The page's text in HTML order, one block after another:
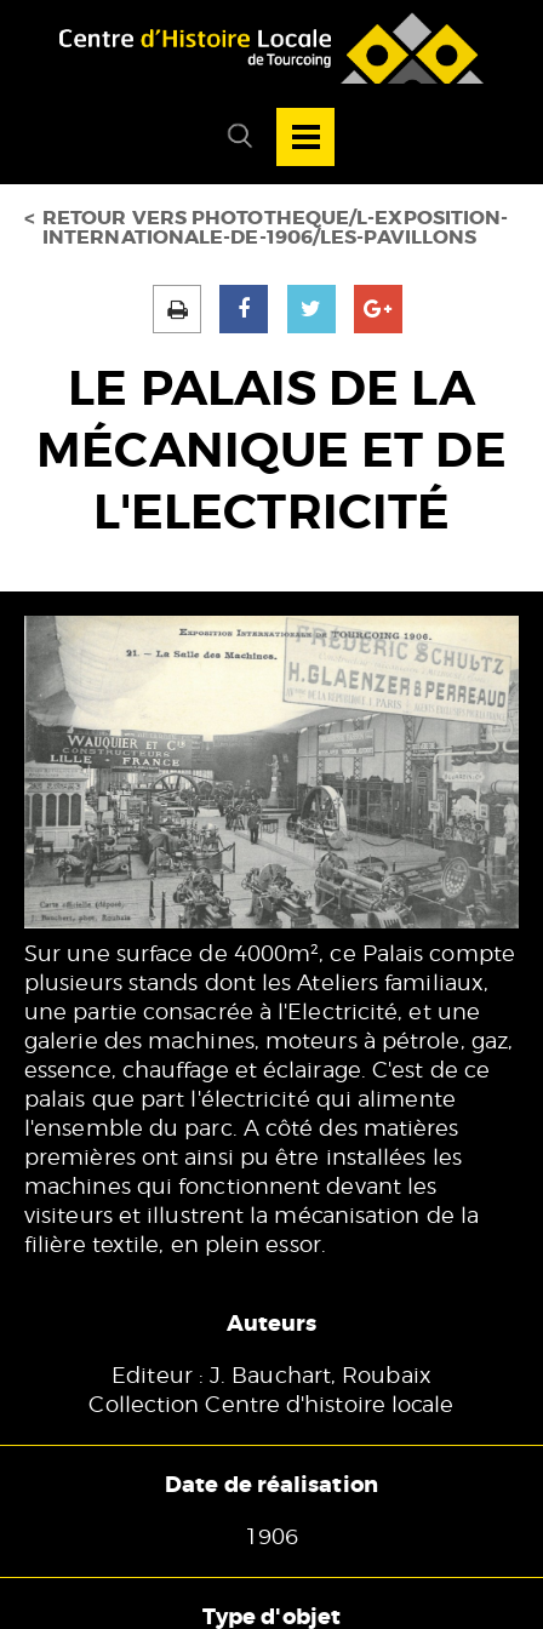
Ouvrir/Fermer
la
RETOUR VERS PHOTOTHEQUE/L-EXPOSITION-
INTERNATIONALE-DE-1906/LES-PAVILLONS
LE PALAIS DE LA
MÉCANIQUE ET DE
L'ELECTRICITÉ
Sur une surface de 4000m², ce Palais compte
plusieurs stands dont les Ateliers familiaux,
une partie consacrée à l'Electricité, et une
galerie des machines, moteurs à pétrole, gaz,
essence, chauffage et éclairage. C'est de ce
palais que part l'électricité qui alimente
l'ensemble du parc. A côté des matières
premières ont ainsi pu être installées les
machines qui fonctionnent devant les
visiteurs et illustrent la mécanisation de la
filière textile, en plein essor.
Auteurs
Editeur : J. Bauchart, Roubaix
Collection Centre d'histoire locale
Date de réalisation
1906
Type d'objet